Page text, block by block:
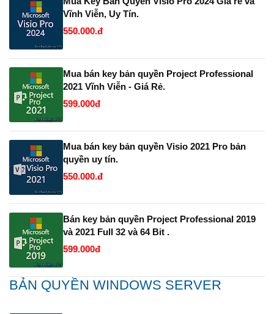
Vĩnh Viễn, Uy Tín.
550.000.đ
Mua bán key bản quyền Project Professional
2021 Vĩnh Viễn - Giá Rẻ.
599.000đ
Mua bán key bản quyền Visio 2021 Pro bản
quyền uy tín.
550.000.đ
Bán key bản quyền Project Professional 2019
và 2021 Full 32 và 64 Bit .
599.000đ
BẢN QUYỀN WINDOWS SERVER